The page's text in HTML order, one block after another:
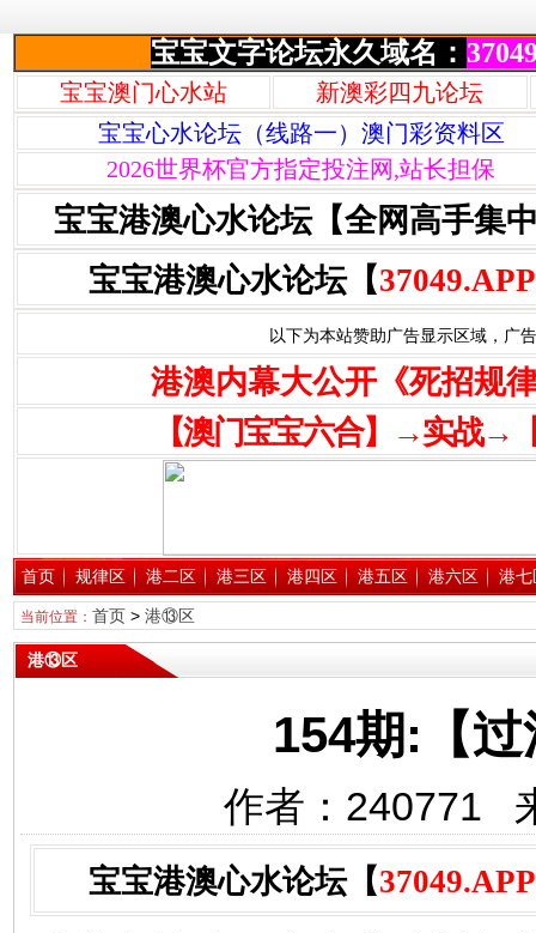
宝宝文字论坛永久域名：
宝宝澳门心水站
新澳彩四九论坛
宝宝心水论坛（线路一）澳门彩资料区
2026世界杯官方指定投注网,站长担保
宝宝港澳心水论坛【全网高手集
宝宝港澳心水论坛【37049.APP
以下为本站赞助广告显示区域，广
港澳内幕大公开《死招规
【澳门宝宝六合】→实战→
首页 规律区 港二区 港三区 港四区 港五区 港六区 港七
当前位置： 首页> 港⑬区
港⑬区
154期:【
作者：240771
宝宝港澳心水论坛【37049.APP